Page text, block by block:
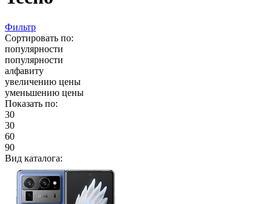
Фильтр
Сортировать по:
популярности
популярности
алфавиту
увеличению цены
уменьшению цены
Показать по:
30
30
60
90
Вид каталога: